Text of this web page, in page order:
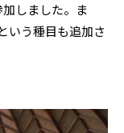
しました。ま
いう種目も追加さ